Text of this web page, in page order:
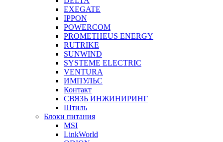
EXEGATE
IPPON
POWERCOM
PROMETHEUS ENERGY
RUTRIKE
SUNWIND
SYSTEME ELECTRIC
VENTURA
ИМПУЛЬС
Контакт
СВЯЗЬ ИНЖИНИРИНГ
Штиль
Блоки питания
MSI
LinkWorld